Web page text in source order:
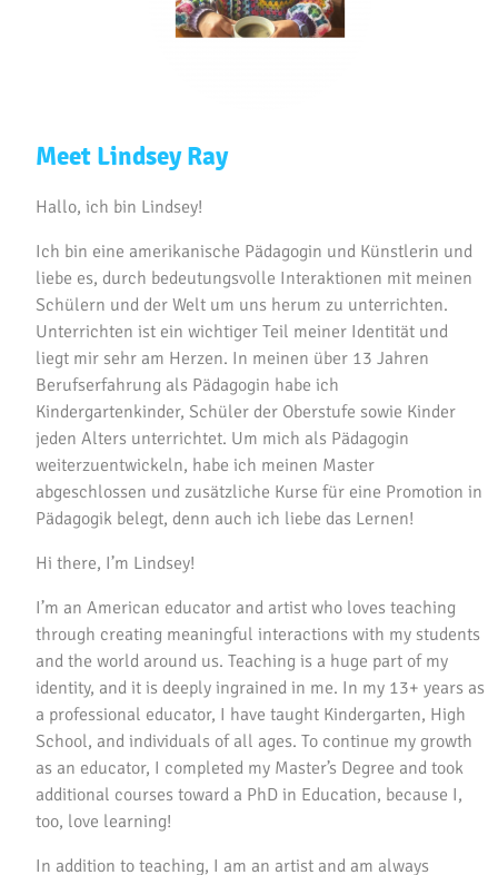
Meet Lindsey Ray
Hallo, ich bin Lindsey!
Ich bin eine amerikanische Pädagogin und Künstlerin und
liebe es, durch bedeutungsvolle Interaktionen mit meinen
Schülern und der Welt um uns herum zu unterrichten.
Unterrichten ist ein wichtiger Teil meiner Identität und
liegt mir sehr am Herzen. In meinen über 13 Jahren
Berufserfahrung als Pädagogin habe ich
Kindergartenkinder, Schüler der Oberstufe sowie Kinder
jeden Alters unterrichtet. Um mich als Pädagogin
weiterzuentwickeln, habe ich meinen Master
abgeschlossen und zusätzliche Kurse für eine Promotion in
Pädagogik belegt, denn auch ich liebe das Lernen!
Hi there, I’m Lindsey!
I’m an American educator and artist who loves teaching
through creating meaningful interactions with my students
and the world around us. Teaching is a huge part of my
identity, and it is deeply ingrained in me. In my 13+ years as
a professional educator, I have taught Kindergarten, High
School, and individuals of all ages. To continue my growth
as an educator, I completed my Master’s Degree and took
additional courses toward a PhD in Education, because I,
too, love learning!
In addition to teaching, I am an artist and am always